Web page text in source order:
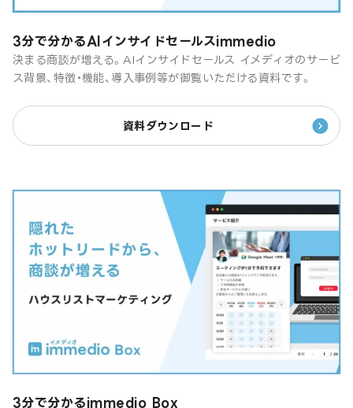
3分で分かるAIインサイドセールスimmedio
決まる商談が増える。AIインサイドセールス イメディオのサービ
ス背景、特徴・機能、導入事例等が御覧いただける資料です。
資料ダウンロード
3分で分かるimmedio Box